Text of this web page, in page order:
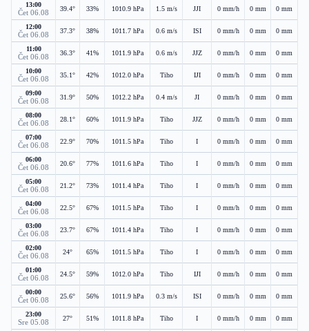
13:00
Čet 06.08 39.4° 33% 1010.9 hPa 1.5 m/s JJI 0 mm/h 0 mm 0 mm
12:00
Čet 06.08 37.3° 38% 1011.7 hPa 0.6 m/s ISI 0 mm/h 0 mm 0 mm
11:00
Čet 06.08 36.3° 41% 1011.9 hPa 0.6 m/s JJZ 0 mm/h 0 mm 0 mm
10:00
Čet 06.08 35.1° 42% 1012.0 hPa Tiho IJI 0 mm/h 0 mm 0 mm
09:00
Čet 06.08 31.9° 50% 1012.2 hPa 0.4 m/s JI 0 mm/h 0 mm 0 mm
08:00
Čet 06.08 28.1° 60% 1011.9 hPa Tiho JJZ 0 mm/h 0 mm 0 mm
07:00
Čet 06.08 22.9° 70% 1011.5 hPa Tiho I 0 mm/h 0 mm 0 mm
06:00
Čet 06.08 20.6° 77% 1011.6 hPa Tiho I 0 mm/h 0 mm 0 mm
05:00
Čet 06.08 21.2° 73% 1011.4 hPa Tiho I 0 mm/h 0 mm 0 mm
04:00
Čet 06.08 22.5° 67% 1011.5 hPa Tiho I 0 mm/h 0 mm 0 mm
03:00
Čet 06.08 23.7° 67% 1011.4 hPa Tiho I 0 mm/h 0 mm 0 mm
02:00
Čet 06.08 24° 65% 1011.5 hPa Tiho I 0 mm/h 0 mm 0 mm
01:00
Čet 06.08 24.5° 59% 1012.0 hPa Tiho IJI 0 mm/h 0 mm 0 mm
00:00
Čet 06.08 25.6° 56% 1011.9 hPa 0.3 m/s ISI 0 mm/h 0 mm 0 mm
23:00
Sre 05.08 27° 51% 1011.8 hPa Tiho I 0 mm/h 0 mm 0 mm